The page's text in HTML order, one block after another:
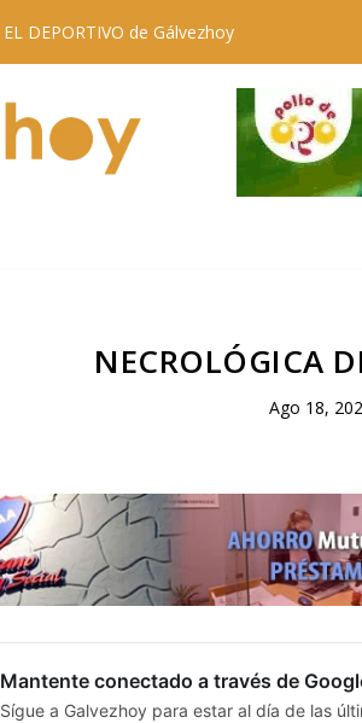
EL DEPORTIVO de Gálvezhoy
NECROLÓGICA
Ago 18,
Mantente conectado a través de
Sígue a Galvezhoy para estar al día de las